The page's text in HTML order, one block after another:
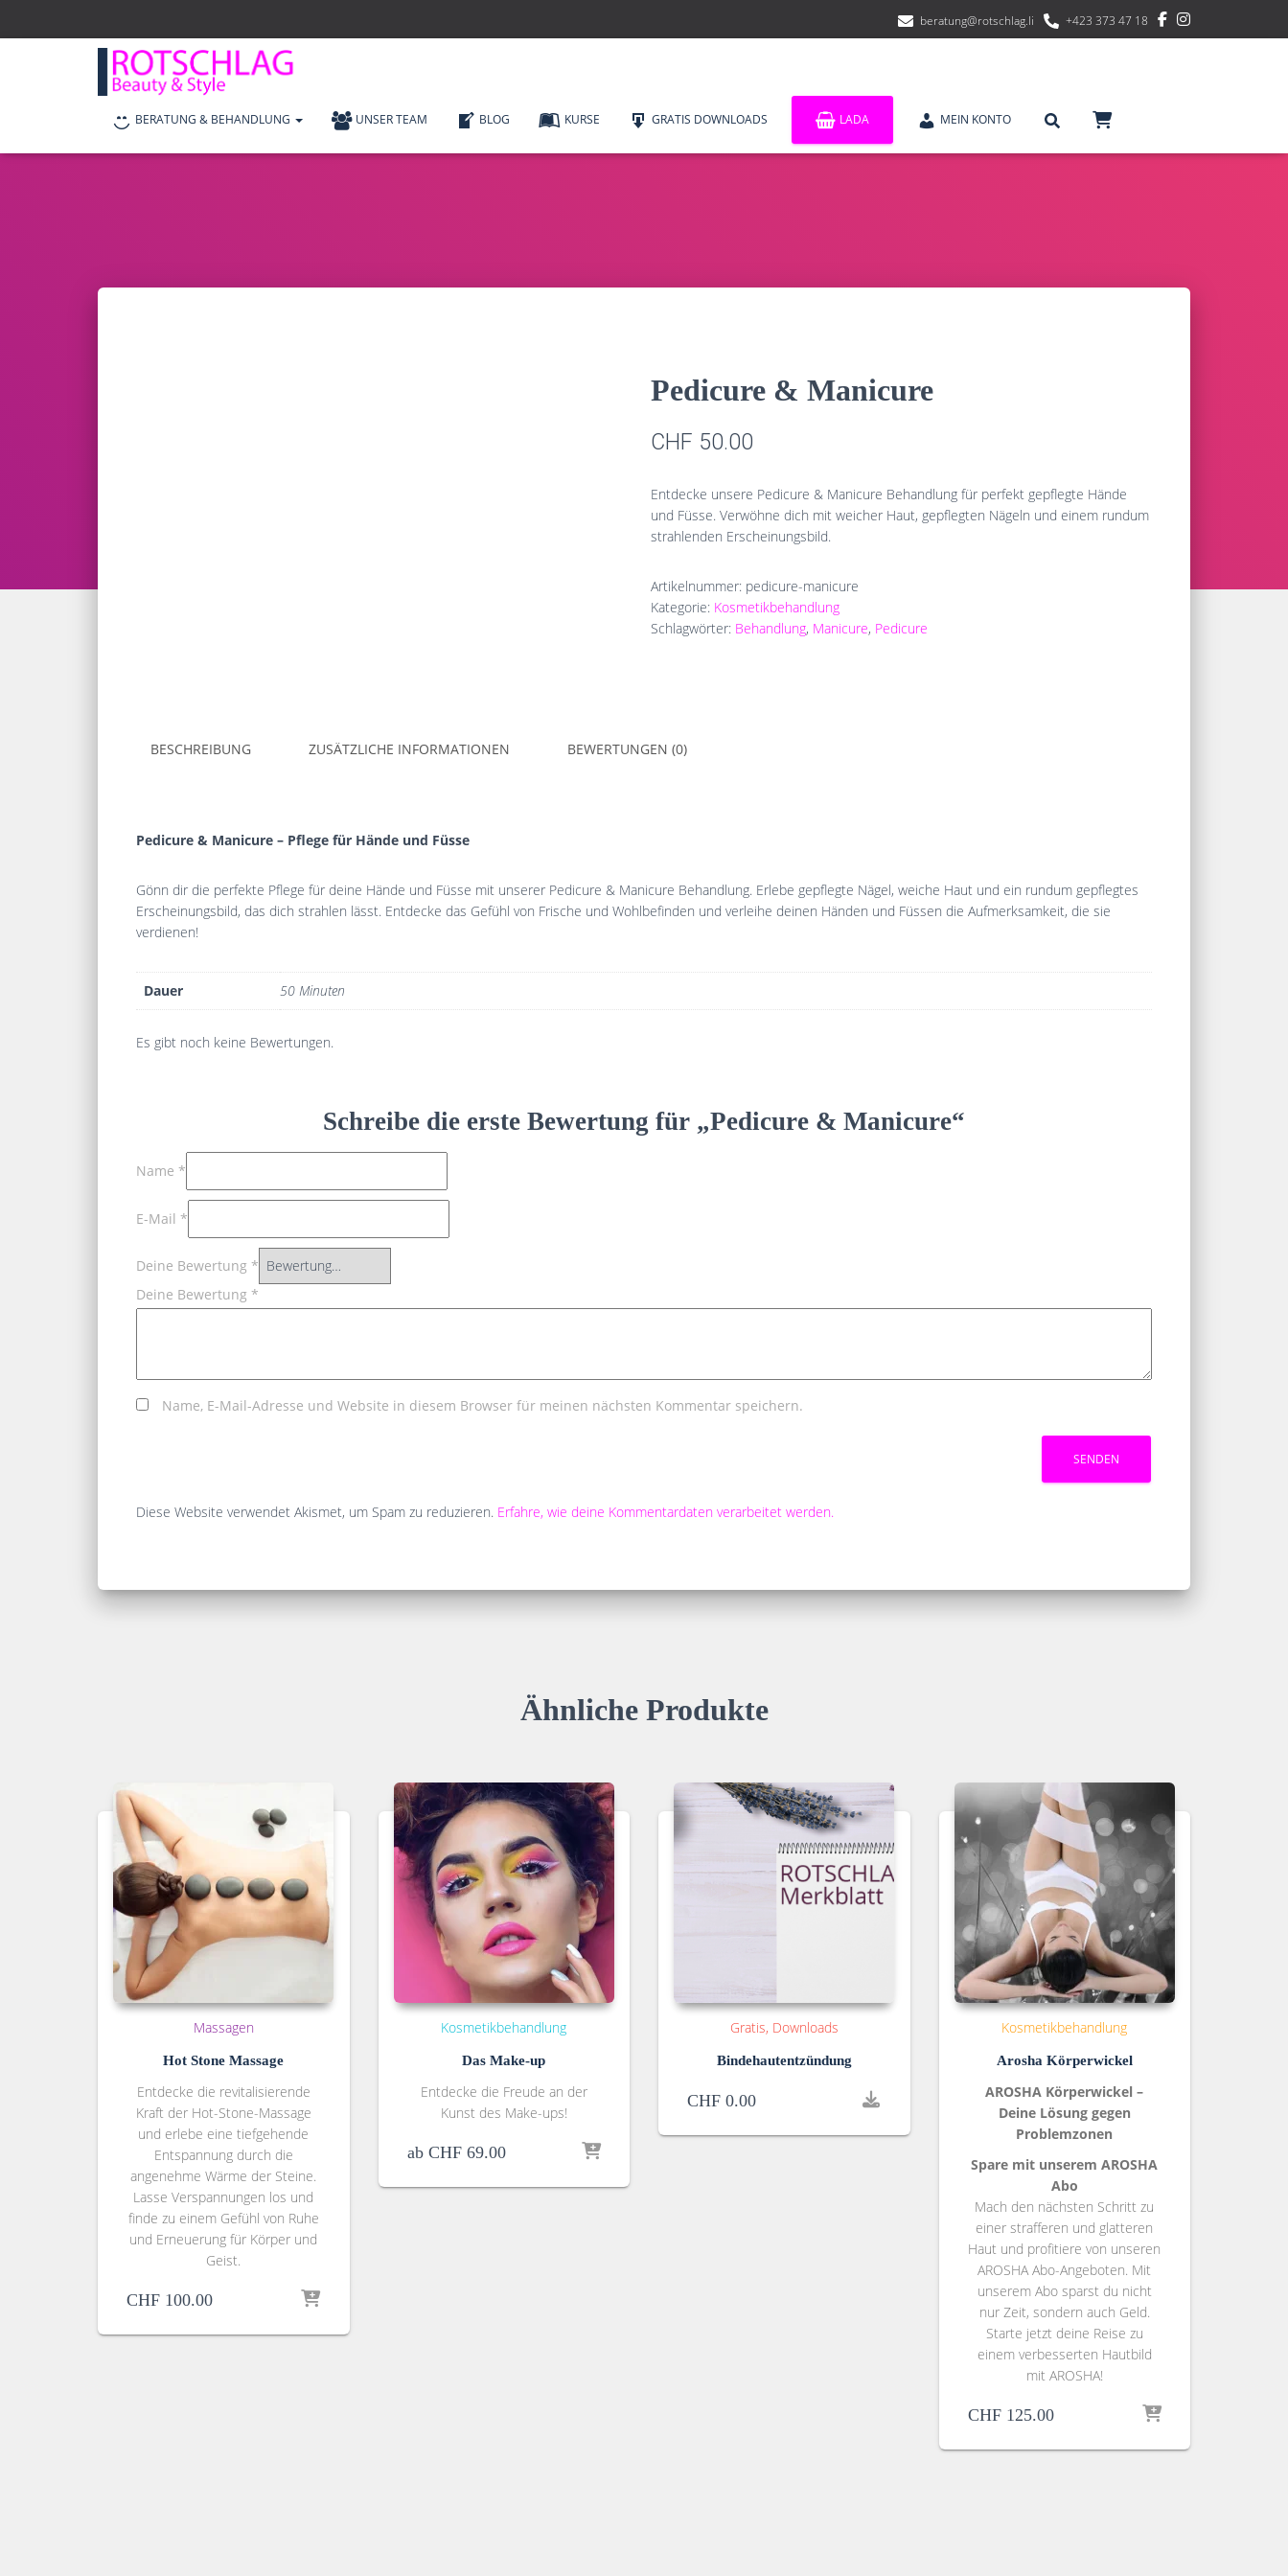
beratung@rotschlag.li +423 373 47 18
BERATUNG & BEHANDLUNG UNSER TEAM BLOG KURSE GRATIS DOWNLOADS LADA MEIN KONTO
Pedicure & Manicure
CHF 50.00
Entdecke unsere Pedicure & Manicure Behandlung für perfekt gepflegte Hände
und Füsse. Verwöhne dich mit weicher Haut, gepflegten Nägeln und einem rundum
strahlenden Erscheinungsbild.
Artikelnummer: pedicure-manicure
Kategorie: Kosmetikbehandlung
Schlagwörter: Behandlung, Manicure, Pedicure
BESCHREIBUNG ZUSÄTZLICHE INFORMATIONEN BEWERTUNGEN (0)
Pedicure & Manicure – Pflege für Hände und Füsse
Gönn dir die perfekte Pflege für deine Hände und Füsse mit unserer Pedicure & Manicure Behandlung. Erlebe gepflegte Nägel, weiche Haut und ein rundum gepflegtes
Erscheinungsbild, das dich strahlen lässt. Entdecke das Gefühl von Frische und Wohlbefinden und verleihe deinen Händen und Füssen die Aufmerksamkeit, die sie
verdienen!
Dauer 50 Minuten
Es gibt noch keine Bewertungen.
Schreibe die erste Bewertung für „Pedicure & Manicure“
Name *
E-Mail *
Deine Bewertung *
Deine Bewertung *
Name, E-Mail-Adresse und Website in diesem Browser für meinen nächsten Kommentar speichern.
Diese Website verwendet Akismet, um Spam zu reduzieren. Erfahre, wie deine Kommentardaten verarbeitet werden.
Ähnliche Produkte
Massagen
Hot Stone Massage
Entdecke die revitalisierende
Kraft der Hot-Stone-Massage
und erlebe eine tiefgehende
Entspannung durch die
angenehme Wärme der Steine.
Lasse Verspannungen los und
finde zu einem Gefühl von Ruhe
und Erneuerung für Körper und
Geist.
CHF 100.00
Kosmetikbehandlung
Das Make-up
Entdecke die Freude an der
Kunst des Make-ups!
ab CHF69.00
Gratis Downloads
Bindehautentzündung
CHF 0.00
Kosmetikbehandlung
Arosha Körperwickel
AROSHA Körperwickel –
Deine Lösung gegen
Problemzonen
Spare mit unserem AROSHA
Abo
Mach den nächsten Schritt zu
einer strafferen und glatteren
Haut und profitiere von unseren
AROSHA Abo-Angeboten. Mit
unserem Abo sparst du nicht
nur Zeit, sondern auch Geld.
Starte jetzt deine Reise zu
einem verbesserten Hautbild
mit AROSHA!
CHF125.00